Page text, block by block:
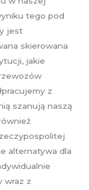
tego pod
jest
skierowana
jakie
z
szanują naszą
alternatywa dla
wraz z